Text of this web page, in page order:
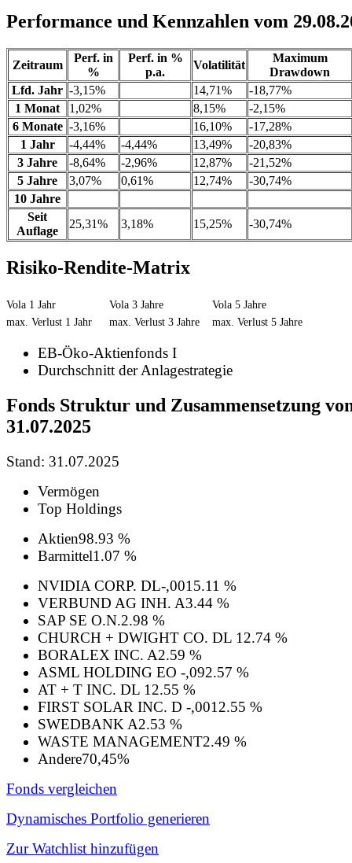
Performance und Kennzahlen vom
Zeitraum
Perf. in
%
Perf. in %
p.a.
Volatilität
Maximum
Drawdown
Lfd. Jahr -3,15% 14,71%
-18,77%
1 Monat
1,02% 8,15%
-2,15%
6 Monate -3,16% 16,10%
-17,28%
1 Jahr
-4,44% -4,44% 13,49%
-20,83%
3 Jahre
-8,64% -2,96% 12,87%
-21,52%
5 Jahre
3,07% 0,61% 12,74%
-30,74%
10 Jahre
Seit
Auflage
25,31% 3,18% 15,25% -30,74%
Risiko-Rendite-Matrix
Vola 1 Jahr Vola 3 Jahre
Vola 5 Jahre
max. Verlust 1 Jahr
max. Verlust 3 Jahre max. Verlust 5 Jahre
EB-Öko-Aktienfonds I
Durchschnitt der Anlagestrategie
Fonds Struktur und Zusammensetzung
31.07.2025
Stand: 31.07.2025
Vermögen
Top Holdings
Aktien98.93 %
Barmittel1.07 %
NVIDIA CORP. DL-,001 5.11 %
VERBUND AG INH. A3.44 %
SAP SE O.N.2.98 %
CHURCH + DWIGHT CO. DL 1 2.74 %
BORALEX INC. A2.59 %
ASML HOLDING EO -,092.57 %
AT + T INC. DL 1 2.55 %
FIRST SOLAR INC. D -,001 2.55 %
SWEDBANK A2.53 %
WASTE MANAGEMENT2.49 %
Andere70,45%
Fonds vergleichen
Dynamisches Portfolio generieren
Zur Watchlist hinzufügen